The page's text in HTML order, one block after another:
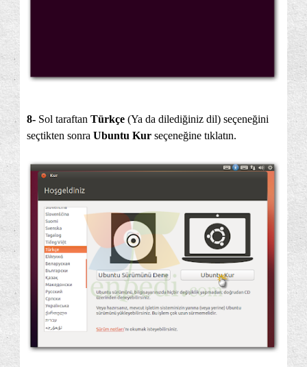
8- Sol taraftan Türkçe (Ya da dilediğiniz dil) seçeneğini
seçtikten sonra Ubuntu Kur seçeneğine tıklatın.